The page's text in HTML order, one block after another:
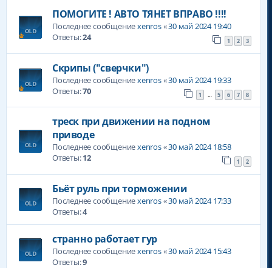
ПОМОГИТЕ ! АВТО ТЯНЕТ ВПРАВО !!!!
Последнее сообщениеxenros«30 май 2024 19:40
Ответы:24 1 2 3
Скрипы ("сверчки")
Последнее сообщениеxenros«30 май 2024 19:33
Ответы:70 1 … 5 6 7 8
треск при движении на подном
приводе
Последнее сообщениеxenros«30 май 2024 18:58
Ответы:12 1 2
Бьёт руль при торможении
Последнее сообщениеxenros«30 май 2024 17:33
Ответы:4
странно работает гур
Последнее сообщениеxenros«30 май 2024 15:43
Ответы:9